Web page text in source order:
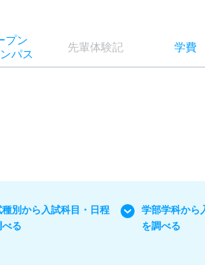
プン
パス
先輩体験記 学費
種別から入試科目・日程
べる
学部学科から
を調べる